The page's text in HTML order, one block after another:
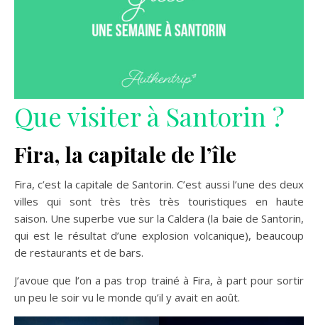
Que visiter à Santorin ?
Fira, la capitale de l’île
Fira, c’est la capitale de Santorin. C’est aussi l’une des deux
villes qui sont très très très touristiques en haute
saison. Une superbe vue sur la Caldera (la baie de Santorin,
qui est le résultat d’une explosion volcanique), beaucoup
de restaurants et de bars.
J’avoue que l’on a pas trop trainé à Fira, à part pour sortir
un peu le soir vu le monde qu’il y avait en août.